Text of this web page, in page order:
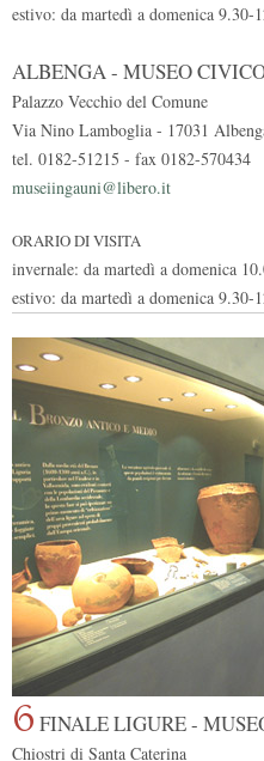
estivo: da martedì a domenica 9.30-
ALBENGA - MUSEO
Palazzo Vecchio del Comune
Via Nino Lamboglia - 17031
tel. 0182-51215 - fax 0182-570434
museiingauni@libero.it
ORARIO DI VISITA
invernale: da martedì a domenica
estivo: da martedì a domenica 9.30-
6 FINALE LIGURE -
Chiostri di Santa Caterina